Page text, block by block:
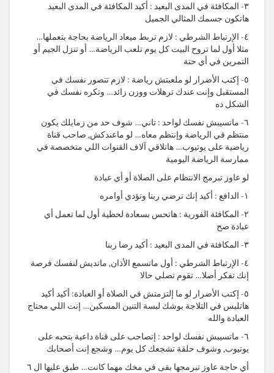
٣- المكافئة في المدى البعيد : أكيد المكافئة في المدى البعيد
هاتكون جسمك المثالي الجميل
٤- الإرتباط الشرطي : لازم تربط ميعاد الرياضة بحاجة بتعملها…
مثلا أول لما تروح البيت كل يوم تلعب الرياضة… أو تنزل الجيم أو
التمرين في أي حتة
٥- إكتب الأضرار لو ملعبتش رياضة : لازم تتصور نفسك في
المستقبل وإنت عندك ترهلات ووزن زائد… وتكره نفسك في
الشكل ده
٦- ماتسيبش نفسك لواحد : تاني… شوف حد من زمايلك يكون
منتظم في الرياضة وإنتظم معاه… لو ماعندكش, صاحب قناة
رياضية على يوتيوب… هاتلاقي آلاف القنوات اللي متخصصة في
ممارسة الرياضة اليومية
لو عاوز تبرمج الانتظام على الصلاة أو أي عبادة
١- الدافع : أكيد إنك ترضي ربنا وتؤدي أوامره
٢- المكافئة الفورية : هاتحس بسعادة لحظية أول لما تعمل أي
عبادة صح
٣- المكافئة في المدى البعيد : أكيد رضا ربنا
٤- الإرتباط الشرطي : أول ماتسمع الأذان, ماتديش لنفسك فرصة
إنك تفكر أصلا… تقوم تصلي حالا
٥- إكتب الأضرار لو ما إلتزمتش في الصلاة أو العبادة: أكيد أكيد
هاتلبس في التلاجة بوشك لبسة التنين المسكين… إنت اللي محتاج
العبادة والله
٦- ماتسيبش نفسك لواحد : إتصاحب على قناة داعية بتحبه على
يوتيوب, وشوف حلقة تشجعك كل يوم… وشجع إنت أصحابك
أي حاجة عاوز تبرمجها بقى في مخك مهما كانت… طبق عليها ال ٦